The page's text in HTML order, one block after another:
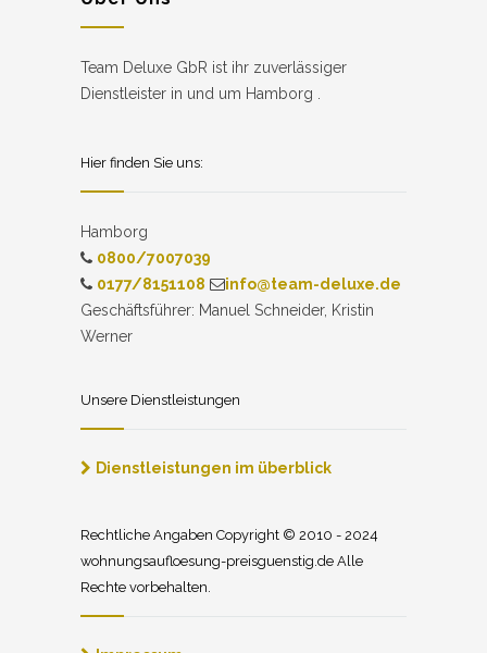
Team Deluxe GbR ist ihr zuverlässiger
Dienstleister in und um Hamborg .
Hier finden Sie uns:
Hamborg
0800/7007039
0177/8151108
info@team-deluxe.de
Geschäftsführer: Manuel Schneider, Kristin
Werner
Unsere Dienstleistungen
Dienstleistungen im überblick
Rechtliche Angaben Copyright © 2010 - 2024
wohnungsaufloesung-preisguenstig.de Alle
Rechte vorbehalten.